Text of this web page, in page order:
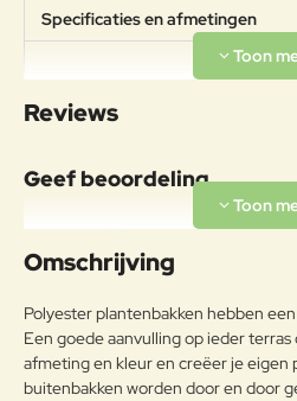
Specificaties en afmetingen
Reviews
Geef beoordeling
Uw naam:
g:
Omschrijving
Polyester plantenbakken hebben
Een goede aanvulling op ieder
afmeting en kleur en creëer je eigen
buitenbakken worden door en door